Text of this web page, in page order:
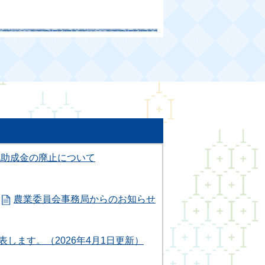
成金の廃止について
農業委員会事務局からのお知らせ
します。（2026年4月1日更新）